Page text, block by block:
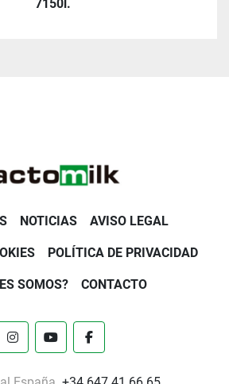
7150l.
NOTICIAS AVISO LEGAL
POLÍTICA DE PRIVACIDAD
SOMOS? CONTACTO
instagramyoutubefacebook